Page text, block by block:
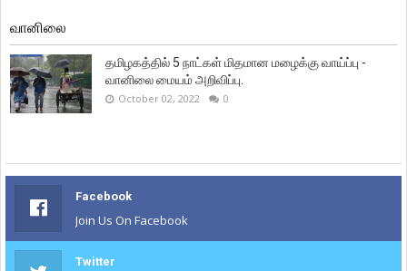
வானிலை
தமிழகத்தில் 5 நாட்கள் மிதமான மழைக்கு வாய்ப்பு -
வானிலை மையம் அறிவிப்பு.
October 02, 2022 0
Facebook
Join Us On Facebook
Twitter